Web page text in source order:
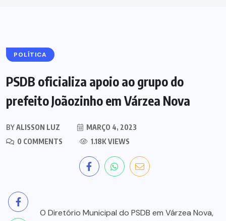
POLÍTICA
PSDB oficializa apoio ao grupo do
prefeito Joãozinho em Várzea Nova
BYALISSON LUZ
MARÇO 4, 2023
0 COMMENTS
1.18K VIEWS
O Diretório Municipal do PSDB em Várzea Nova,